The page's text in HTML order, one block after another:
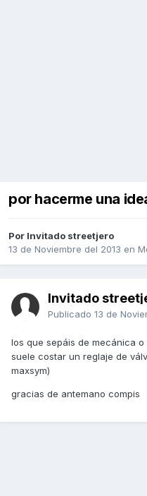
por hacerme una
Por Invitado streetjero
13 de Noviembre del 2013 en
Invitado
Publicado 13 de
los que sepáis de mecánica
suele costar un reglaje de
maxsym)
gracias de antemano compis